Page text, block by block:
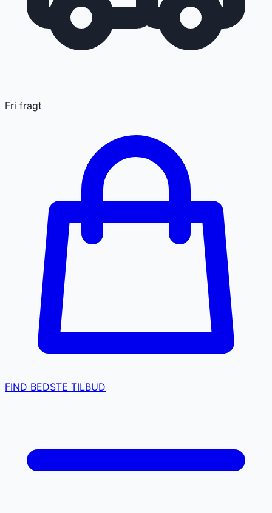
Fri fragt
FIND BEDSTE TILBUD